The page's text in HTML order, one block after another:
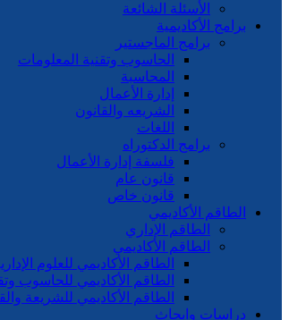
الأسئلة الشائعة
برامج الأكاديمية
برامج الماجستير
الحاسوب وتقنية المعلومات
المحاسبة
إدارة الأعمال
الشريعه والقانون
اللغات
برامج الدكتوراه
فلسفة إدارة الأعمال
قانون عام
قانون خاص
الطاقم الأكاديمي
الطاقم الإداري
الطاقم الأكاديمي
الطاقم الأكاديمي للعلوم
الطاقم الأكاديمي للحاسوب
الطاقم الأكاديمي للشريعة
دراسات وابحاث